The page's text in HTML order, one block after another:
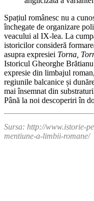
Spațiul românesc nu a
închegate de organizare
veacului al IX-lea. La
istoricilor consideră
asupra expresiei Torna,
Istoricul Gheorghe
expresie din limbajul
regiunile balcanice și
mai însemnat din
Până la noi descoperiri în
Sursa: http://www.istorie-
mentiune-a-limbii-romane/